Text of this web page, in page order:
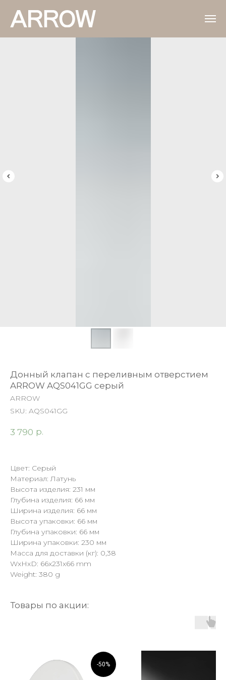
Донный клапан с переливным отверстием
ARROW AQS041GG серый
ARROW
SKU: AQS041GG
3 790 р.
Цвет: Серый
Материал: Латунь
Высота изделия: 231 мм
Глубина изделия: 66 мм
Ширина изделия: 66 мм
Высота упаковки: 66 мм
Глубина упаковки: 66 мм
Ширина упаковки: 230 мм
Масса для доставки (кг): 0,38
WxHxD: 66x231x66 mm
Weight: 380 g
Товары по акции:
-50%